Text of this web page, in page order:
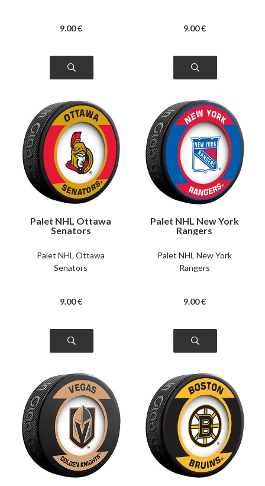
9.00 € 9.00 €
Palet NHL Ottawa
Senators
Palet NHL Ottawa
Senators
9.00 €
Palet NHL New York
Rangers
Palet NHL New York
Rangers
9.00 €